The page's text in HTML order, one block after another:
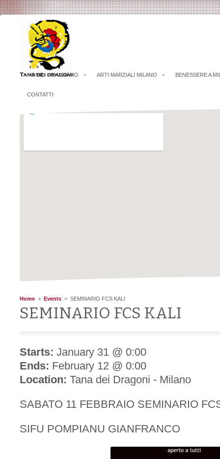
HOME CHI SIAMO ARTI MARZIALI MILANO BENESSERE A
CONTATTI
Home > Events > SEMINARIO FCS KALI
SEMINARIO FCS KALI
Starts: January 31 @ 0:00
Ends: February 12 @ 0:00
Location: Tana dei Dragoni - Milano
SABATO 11 FEBBRAIO SEMINARIO
SIFU POMPIANU GIANFRANCO